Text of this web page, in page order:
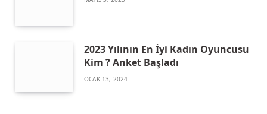
2023 Yılının En İyi Kadın Oyuncusu
Kim ? Anket Başladı
OCAK 13, 2024